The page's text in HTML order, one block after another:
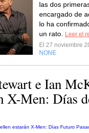
las dos
encargado de
lo ha
un rato.
Leer el
El 27 noviembre
NONE
e Ian
X-Men: Días